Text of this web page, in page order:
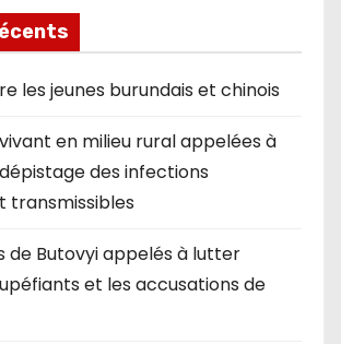
les jeunes burundais et chinois
en milieu rural appelées à
des infections
transmissibles
de Butovyi appelés à lutter
et les accusations de